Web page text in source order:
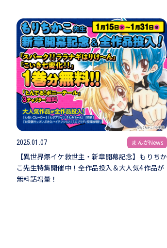
2025.01.07 まんがNews
【異世界爆イケ救世主・新章開幕記念】もりちか
こ先生特集開催中！全作品投入＆大人気4作品が
無料話増量！